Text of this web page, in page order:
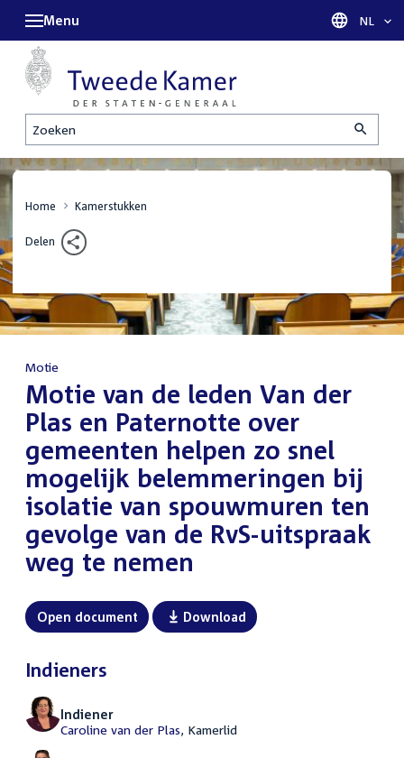
Zoeken
Menu Taal
NL
Home Kamerstukken
Delen
Motie
:Motie van de leden Van der
Plas en Paternotte over
gemeenten helpen zo snel
mogelijk belemmeringen bij
isolatie van spouwmuren ten
gevolge van de RvS-uitspraak
weg te nemen
Open document Download
Indieners
Indiener
Caroline van der Plas, Kamerlid